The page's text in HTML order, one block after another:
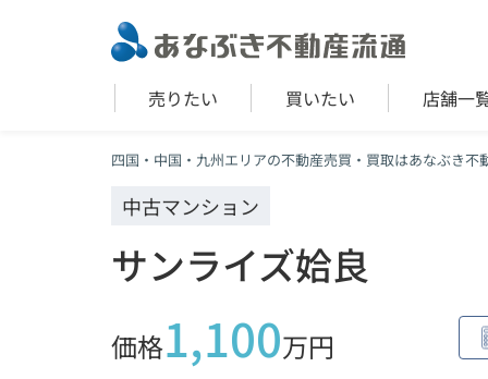
売りたい 買いたい 店舗一
四国・中国・九州エリアの不動産売買・買取はあなぶき不
中古マンション
サンライズ姶良
価格1,100万円